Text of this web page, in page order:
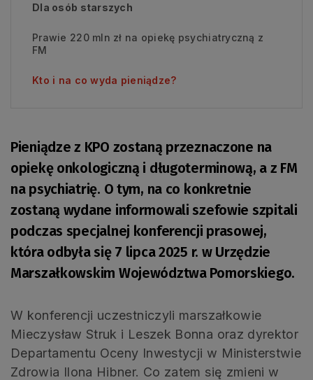
Dla osób starszych
Prawie 220 mln zł na opiekę psychiatryczną z
FM
Kto i na co wyda pieniądze?
Pieniądze z KPO zostaną przeznaczone na
opiekę onkologiczną i długoterminową, a z FM
na psychiatrię. O tym, na co konkretnie
zostaną wydane informowali szefowie szpitali
podczas specjalnej konferencji prasowej,
która odbyła się 7 lipca 2025 r. w Urzędzie
Marszałkowskim Województwa Pomorskiego.
W konferencji uczestniczyli marszałkowie
Mieczysław Struk i Leszek Bonna oraz dyrektor
Departamentu Oceny Inwestycji w Ministerstwie
Zdrowia Ilona Hibner. Co zatem się zmieni w